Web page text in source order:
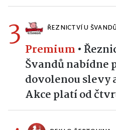
3 ŘEZNICTVÍ U ŠVANDŮ
Premium •
Švandů nabídne
dovolenou slevy
Akce platí od